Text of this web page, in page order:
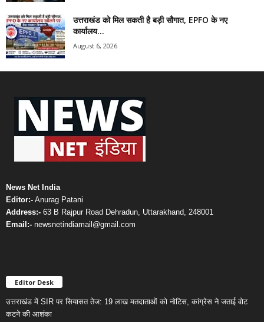
उत्तराखंड को मिल सकती है बड़ी सौगात, EPFO के नए
कार्यालय...
August 6, 2026
News Net India
Editor:- Anurag Patani
Address:- 63 B Rajpur Road Dehradun, Uttarakhand, 248001
Email:- newsnetindiamail@gmail.com
Editor Desk
उत्तराखंड में SIR पर सियासत तेज: 19 लाख मतदाताओं को नोटिस, कांग्रेस ने जताई वोट
कटने की आशंका